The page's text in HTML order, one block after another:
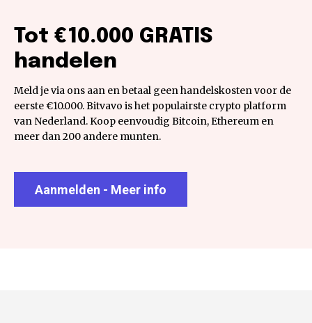
Tot €10.000 GRATIS
handelen
Meld je via ons aan en betaal geen handelskosten voor de
eerste €10.000. Bitvavo is het populairste crypto platform
van Nederland. Koop eenvoudig Bitcoin, Ethereum en
meer dan 200 andere munten.
Aanmelden - Meer info